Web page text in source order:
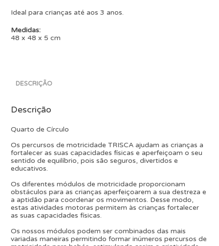
Ideal para crianças até aos 3 anos.
Medidas:
48 x 48 x 5 cm
DESCRIÇÃO
Descrição
Quarto de Círculo
Os percursos de motricidade TRISCA ajudam as crianças a
fortalecer as suas capacidades físicas e aperfeiçoam o seu
sentido de equilíbrio, pois são seguros, divertidos e
educativos.
Os diferentes módulos de motricidade proporcionam
obstáculos para as crianças aperfeiçoarem a sua destreza e
a aptidão para coordenar os movimentos. Desse modo,
estas atividades motoras permitem às crianças fortalecer
as suas capacidades físicas.
Os nossos módulos podem ser combinados das mais
variadas maneiras permitindo formar inúmeros percursos de